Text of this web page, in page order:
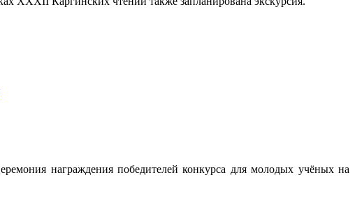
награждения победителей конкурса для молодых учёных на